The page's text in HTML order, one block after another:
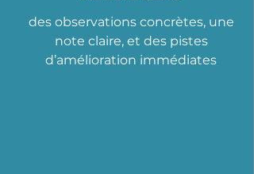
des observations concrètes, une
note claire, et des pistes
d’amélioration immédiates